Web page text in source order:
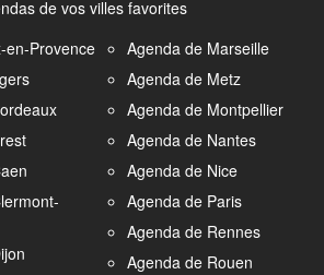
de vos villes favorites
en-Provence
Agenda de Marseille
Agenda de Metz
Agenda de Montpellier
Agenda de Nantes
Agenda de Nice
Agenda de Paris
Agenda de Rennes
Agenda de Rouen